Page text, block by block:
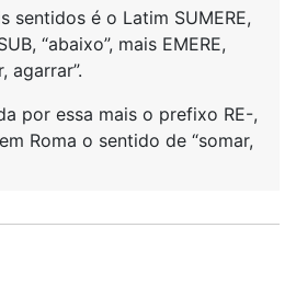
sentidos é o Latim SUMERE,
“abaixo”, mais EMERE,
agarrar”.
por essa mais o prefixo RE-,
Roma o sentido de “somar,